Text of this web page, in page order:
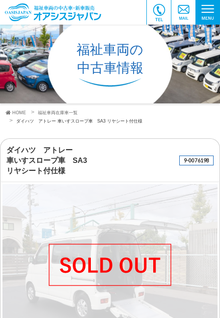
福祉車両の
中古車情報
HOME
福祉車両在庫車一覧
ダイハツ アトレー 車いすスロープ車 SA3 リヤシート付仕様
ダイハツ アトレー
車いすスロープ車 SA3
リヤシート付仕様
9-0076198